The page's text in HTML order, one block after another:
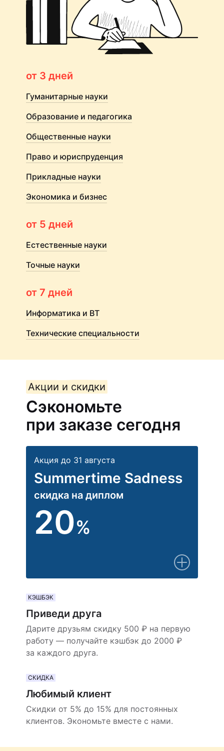
от 3 дней
Гуманитарные науки
Образование и педагогика
Общественные науки
Право и юриспруденция
Прикладные науки
Экономика и бизнес
от 5 дней
Естественные науки
Точные науки
от 7 дней
Информатика и ВТ
Технические специальности
Акции и скидки
Сэкономьте
при заказе сегодня
Акция до 31 августа
Summertime Sadness
скидка на диплом
20%
КЭШБЭК
Приведи друга
Дарите друзьям скидку 500 ₽ на первую
работу — получайте кэшбэк до 2000 ₽
за каждого друга.
СКИДКА
Любимый клиент
Скидки от 5% до 15% для постоянных
клиентов. Экономьте вместе с нами.